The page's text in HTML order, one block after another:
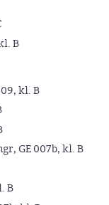
B
kl. B
GE 007b, kl. B
B